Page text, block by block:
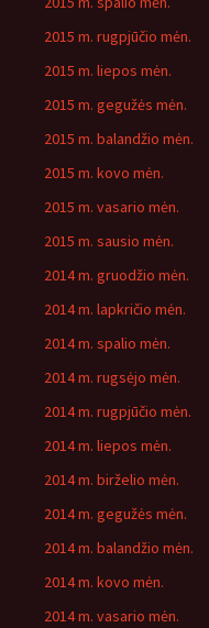
2015 m. rugpjūčio mėn.
2015 m. liepos mėn.
2015 m. gegužės mėn.
2015 m. balandžio mėn.
2015 m. kovo mėn.
2015 m. vasario mėn.
2015 m. sausio mėn.
2014 m. gruodžio mėn.
2014 m. lapkričio mėn.
2014 m. spalio mėn.
2014 m. rugsėjo mėn.
2014 m. rugpjūčio mėn.
2014 m. liepos mėn.
2014 m. birželio mėn.
2014 m. gegužės mėn.
2014 m. balandžio mėn.
2014 m. kovo mėn.
2014 m. vasario mėn.